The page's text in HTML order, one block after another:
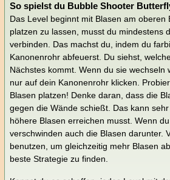
So spielst du Bubble Shooter
Das Level beginnt mit Blasen am oberen
platzen zu lassen, musst du mindestens
verbinden. Das machst du, indem du
Kanonenrohr abfeuerst. Du siehst,
Nächstes kommt. Wenn du sie wechseln
nur auf dein Kanonenrohr klicken.
Blasen platzen! Denke daran, dass die
gegen die Wände schießt. Das kann
höhere Blasen erreichen musst. Wenn
verschwinden auch die Blasen darunter.
benutzen, um gleichzeitig mehr Blasen
beste Strategie zu finden.